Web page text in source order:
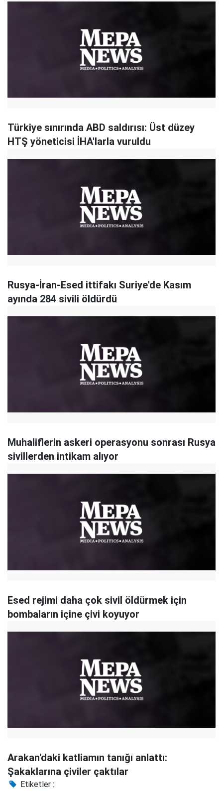
Türkiye sınırında ABD saldırısı: Üst düzey
HTŞ yöneticisi İHA'larla vuruldu
Rusya-İran-Esed ittifakı Suriye'de Kasım
ayında 284 sivili öldürdü
Muhaliflerin askeri operasyonu sonrası Rusya
sivillerden intikam alıyor
Esed rejimi daha çok sivil öldürmek için
bombaların içine çivi koyuyor
Arakan'daki katliamın tanığı anlattı:
Şakaklarına çiviler çaktılar
Etiketler :